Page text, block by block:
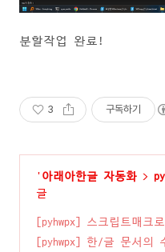
분할작업 완료!
3 구독하기
' 아래아한글 자동화 >
글
[pyhwpx] 스크립트매크
바꿔주는
[pyhwpx] 한/글 문서의